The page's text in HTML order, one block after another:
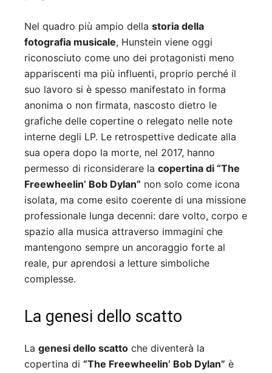
Nel quadro più ampio della storia della
fotografia musicale, Hunstein viene oggi
riconosciuto come uno dei protagonisti meno
appariscenti ma più influenti, proprio perché il
suo lavoro si è spesso manifestato in forma
anonima o non firmata, nascosto dietro le
grafiche delle copertine o relegato nelle note
interne degli LP. Le retrospettive dedicate alla
sua opera dopo la morte, nel 2017, hanno
permesso di riconsiderare la copertina di “The
Freewheelin’ Bob Dylan” non solo come icona
isolata, ma come esito coerente di una missione
professionale lunga decenni: dare volto, corpo e
spazio alla musica attraverso immagini che
mantengono sempre un ancoraggio forte al
reale, pur aprendosi a letture simboliche
complesse.
La genesi dello scatto
La genesi dello scatto che diventerà la
copertina di “The Freewheelin’ Bob Dylan” è